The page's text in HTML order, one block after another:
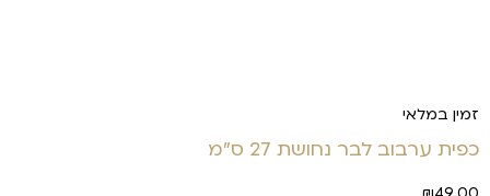
זמין במלאי
כפית ערבוב לבר נחושת 27 ס"מ